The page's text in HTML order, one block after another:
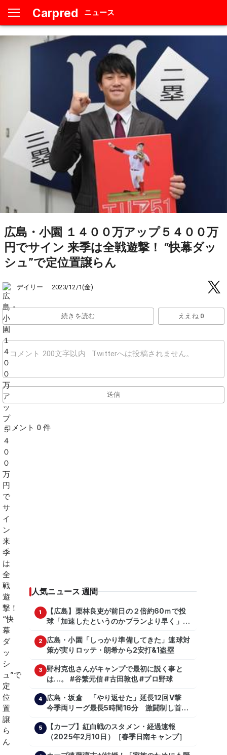
Carpred ニュース
広島・小園 １４００万アップ５４００万
円でサイン 来季は全戦遊撃！ “快幕ダッ
シュ”で定位置譲らん
デイリー 2023/12/1(金)
続きを読む ええね 0
送信
コメント 0 件
人気ニュース 週間
1
【広島】栗林良吏が前日の２倍約60ｍで投
球「加速したというのかプランより早く」自
2
広島・小園「しっかり準備してきた」速球対
策が実りロッテ・朗希から2安打&1盗塁
3
野村克也さんがキャンプで最初に説く事と
は…。 #谷繁元信 #古田敦也 #プロ野球
4
広島・坂倉 「やり返せた」延長12回V撃
今季両リーグ最長5時間16分 激闘制し首位
5
【カープ】紅白戦のスタメン・経過速報
（2025年2月10日）［春季日南キャンプ］